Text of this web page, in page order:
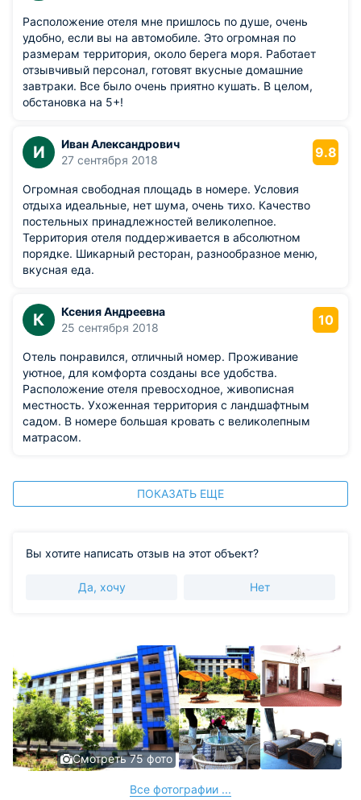
Расположение отеля мне пришлось по душе, очень
удобно, если вы на автомобиле. Это огромная по
размерам территория, около берега моря. Работает
отзывчивый персонал, готовят вкусные домашние
завтраки. Все было очень приятно кушать. В целом,
обстановка на 5+!
И
Иван Александрович
27 сентября 2018
9.8
Огромная свободная площадь в номере. Условия
отдыха идеальные, нет шума, очень тихо. Качество
постельных принадлежностей великолепное.
Территория отеля поддерживается в абсолютном
порядке. Шикарный ресторан, разнообразное меню,
вкусная еда.
К
Ксения Андреевна
25 сентября 2018
10
Отель понравился, отличный номер. Проживание
уютное, для комфорта созданы все удобства.
Расположение отеля превосходное, живописная
местность. Ухоженная территория с ландшафтным
садом. В номере большая кровать с великолепным
матрасом.
ПОКАЗАТЬ ЕЩЕ
Вы хотите написать отзыв на этот объект?
Да, хочу Нет
Смотреть 75 фото
Все фотографии ...